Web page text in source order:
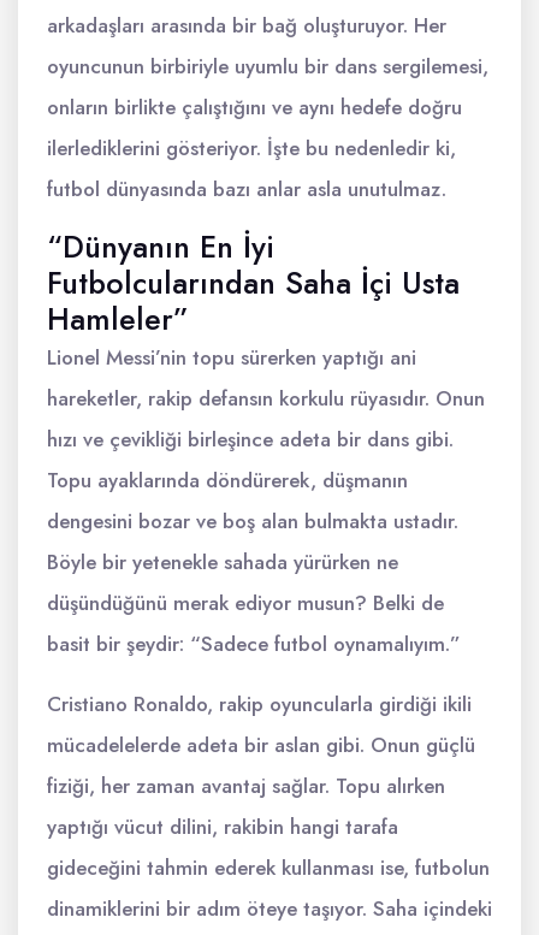
arkadaşları arasında bir bağ oluşturuyor. Her
oyuncunun birbiriyle uyumlu bir dans sergilemesi,
onların birlikte çalıştığını ve aynı hedefe doğru
ilerlediklerini gösteriyor. İşte bu nedenledir ki,
futbol dünyasında bazı anlar asla unutulmaz.
“Dünyanın En İyi
Futbolcularından Saha İçi Usta
Hamleler”
Lionel Messi’nin topu sürerken yaptığı ani
hareketler, rakip defansın korkulu rüyasıdır. Onun
hızı ve çevikliği birleşince adeta bir dans gibi.
Topu ayaklarında döndürerek, düşmanın
dengesini bozar ve boş alan bulmakta ustadır.
Böyle bir yetenekle sahada yürürken ne
düşündüğünü merak ediyor musun? Belki de
basit bir şeydir: “Sadece futbol oynamalıyım.”
Cristiano Ronaldo, rakip oyuncularla girdiği ikili
mücadelelerde adeta bir aslan gibi. Onun güçlü
fiziği, her zaman avantaj sağlar. Topu alırken
yaptığı vücut dilini, rakibin hangi tarafa
gideceğini tahmin ederek kullanması ise, futbolun
dinamiklerini bir adım öteye taşıyor. Saha içindeki